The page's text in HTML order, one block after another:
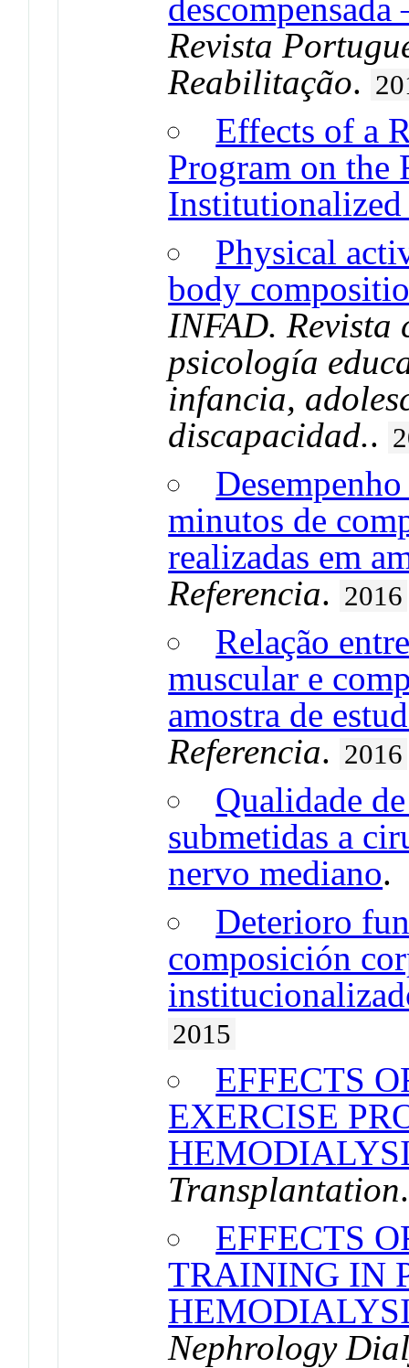
Revista
Reabilitação.
Effects of a
Program on the
Physical
body
INFAD.
psicología
infancia,
discapacidad..
minutos de
realizadas em
Referencia. 2016
Relação
muscular e
amostra de
Referencia. 2016
Qualidade
submetidas a
nervo mediano
Deterioro
composición
2015
EFFECTS
EXERCISE
Transplantation
EFFECTS
TRAINING IN
Nephrology